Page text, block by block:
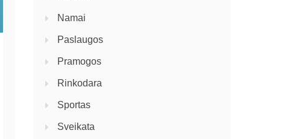
Namai
Paslaugos
Pramogos
Rinkodara
Sportas
Sveikata